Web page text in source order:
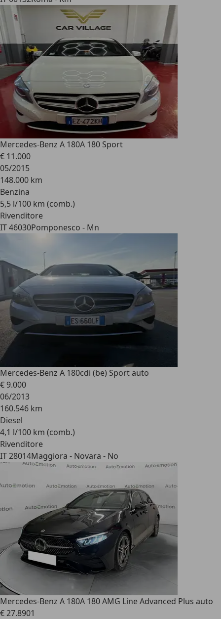
Mercedes-Benz A 180A 180 Sport
€ 11.000
05/2015
148.000 km
Benzina
5,5 l/100 km (comb.)
Rivenditore
IT 46030Pomponesco - Mn
Mercedes-Benz A 180cdi (be) Sport auto
€ 9.000
06/2013
160.546 km
Diesel
4,1 l/100 km (comb.)
Rivenditore
IT 28014Maggiora - Novara - No
Mercedes-Benz A 180A 180 AMG Line Advanced Plus auto
€ 27.8901